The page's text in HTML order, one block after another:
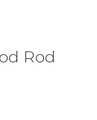
Rod